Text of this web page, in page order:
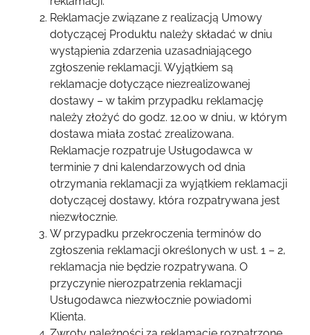
Reklamacje związane z realizacją Umowy
dotyczącej Produktu należy składać w dniu
wystąpienia zdarzenia uzasadniającego
zgłoszenie reklamacji. Wyjątkiem są
reklamacje dotyczące niezrealizowanej
dostawy – w takim przypadku reklamację
należy złożyć do godz. 12.00 w dniu, w którym
dostawa miała zostać zrealizowana.
Reklamacje rozpatruje Usługodawca w
terminie 7 dni kalendarzowych od dnia
otrzymania reklamacji za wyjątkiem reklamacji
dotyczącej dostawy, która rozpatrywana jest
niezwłocznie.
W przypadku przekroczenia terminów do
zgłoszenia reklamacji określonych w ust. 1 – 2,
reklamacja nie będzie rozpatrywana. O
przyczynie nierozpatrzenia reklamacji
Usługodawca niezwłocznie powiadomi
Klienta.